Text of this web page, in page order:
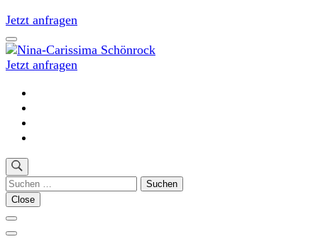
Jetzt anfragen
Nina-Carissima Schönrock
Jetzt anfragen
Suchen
nach:
Close